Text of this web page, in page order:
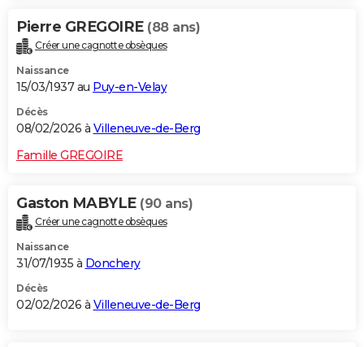
Pierre GREGOIRE (88 ans)
Créer une cagnotte obsèques
Naissance
15/03/1937 au Puy-en-Velay
Décès
08/02/2026 à Villeneuve-de-Berg
Famille GREGOIRE
Gaston MABYLE (90 ans)
Créer une cagnotte obsèques
Naissance
31/07/1935 à Donchery
Décès
02/02/2026 à Villeneuve-de-Berg